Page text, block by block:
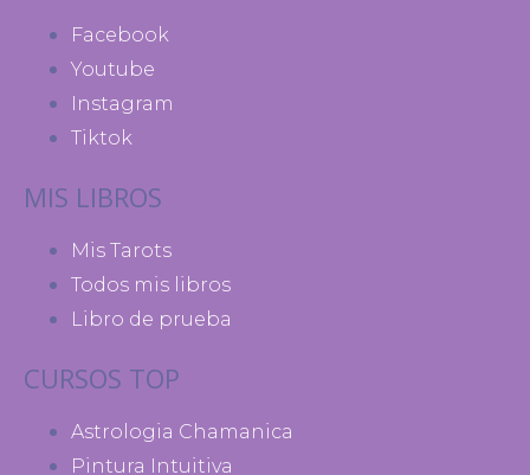
Facebook
Youtube
Instagram
Tiktok
MIS LIBROS
Mis Tarots
Todos mis libros
Libro de prueba
CURSOS TOP
Astrologia Chamanica
Pintura Intuitiva